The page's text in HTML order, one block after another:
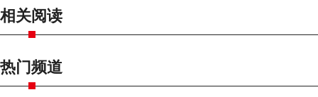
相关阅读
热门频道